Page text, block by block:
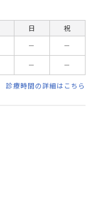
日
祝
－
－
－ －
診療時間の詳細はこちら